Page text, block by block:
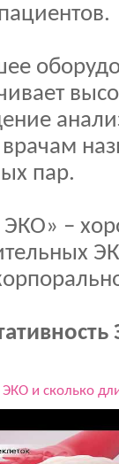
пар.
ЭКО» –
ЭКО и сколько